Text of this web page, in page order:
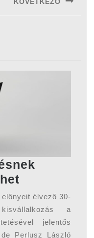
súlyos
hatása
élvező 30-
a
jelentős
Perlusz László